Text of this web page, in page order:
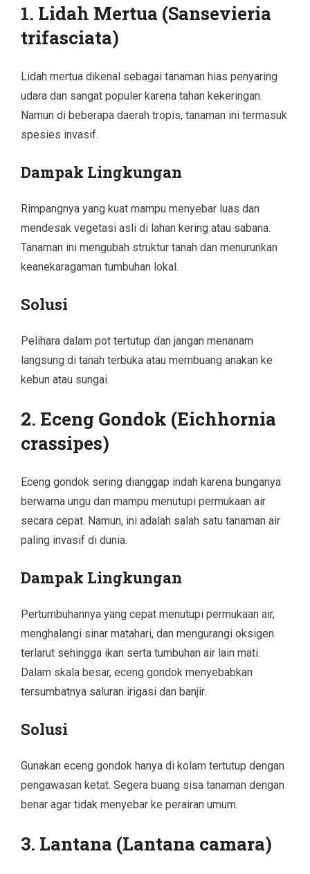
1. Lidah Mertua (Sansevieria
trifasciata)
Lidah mertua dikenal sebagai tanaman hias penyaring
udara dan sangat populer karena tahan kekeringan.
Namun di beberapa daerah tropis, tanaman ini termasuk
spesies invasif.
Dampak Lingkungan
Rimpangnya yang kuat mampu menyebar luas dan
mendesak vegetasi asli di lahan kering atau sabana.
Tanaman ini mengubah struktur tanah dan menurunkan
keanekaragaman tumbuhan lokal.
Solusi
Pelihara dalam pot tertutup dan jangan menanam
langsung di tanah terbuka atau membuang anakan ke
kebun atau sungai.
2. Eceng Gondok (Eichhornia
crassipes)
Eceng gondok sering dianggap indah karena bunganya
berwarna ungu dan mampu menutupi permukaan air
secara cepat. Namun, ini adalah salah satu tanaman air
paling invasif di dunia.
Dampak Lingkungan
Pertumbuhannya yang cepat menutupi permukaan air,
menghalangi sinar matahari, dan mengurangi oksigen
terlarut sehingga ikan serta tumbuhan air lain mati.
Dalam skala besar, eceng gondok menyebabkan
tersumbatnya saluran irigasi dan banjir.
Solusi
Gunakan eceng gondok hanya di kolam tertutup dengan
pengawasan ketat. Segera buang sisa tanaman dengan
benar agar tidak menyebar ke perairan umum.
3. Lantana (Lantana camara)